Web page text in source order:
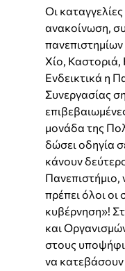
Οι
ανακοίνωση,
Χίο, Καστοριά,
Ενδεικτικά η
Συνεργασίας
μονάδα της
δώσει οδηγία
κάνουν
Πανεπιστήμιο,
πρέπει όλοι οι
κυβέρνηση»!
και
στους
να